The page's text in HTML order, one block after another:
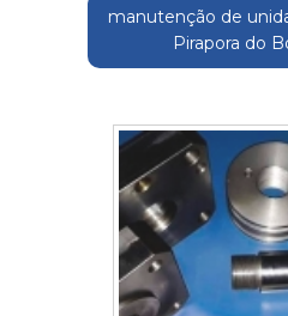
manutenção de
Pirapora do